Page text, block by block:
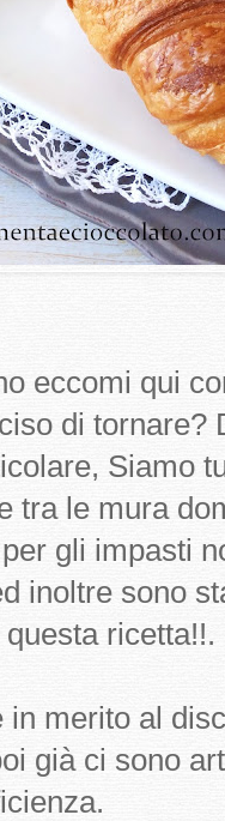
eccomi qui
di tornare?
Siamo
tra le mura
gli impasti
inoltre sono
ricetta!!.
in merito al
già ci sono